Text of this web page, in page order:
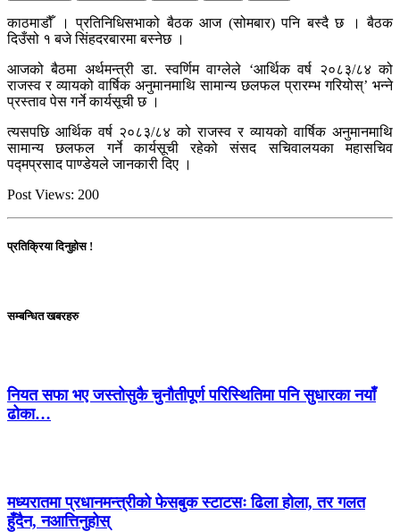
काठमाडौँ । प्रतिनिधिसभाको बैठक आज (सोमबार) पनि बस्दै छ । बैठक
दिउँसो १ बजे सिंहदरबारमा बस्नेछ ।
आजको बैठमा अर्थमन्त्री डा. स्वर्णिम वाग्लेले ‘आर्थिक वर्ष २०८३/८४ को
राजस्व र व्यायको वार्षिक अनुमानमाथि सामान्य छलफल प्रारम्भ गरियोस्’ भन्ने
प्रस्ताव पेस गर्ने कार्यसूची छ ।
त्यसपछि आर्थिक वर्ष २०८३/८४ को राजस्व र व्यायको वार्षिक अनुमानमाथि
सामान्य छलफल गर्ने कार्यसूची रहेको संसद सचिवालयका महासचिव
पद्मप्रसाद पाण्डेयले जानकारी दिए ।
Post Views: 200
प्रतिक्रिया दिनुहोस !
सम्बन्धित खबरहरु
नियत सफा भए जस्तोसुकै चुनौतीपूर्ण परिस्थितिमा पनि सुधारका नयाँ
ढोका…
मध्यरातमा प्रधानमन्त्रीको फेसबुक स्टाटसः ढिला होला, तर गलत
हुँदैन, नआत्तिनुहोस्